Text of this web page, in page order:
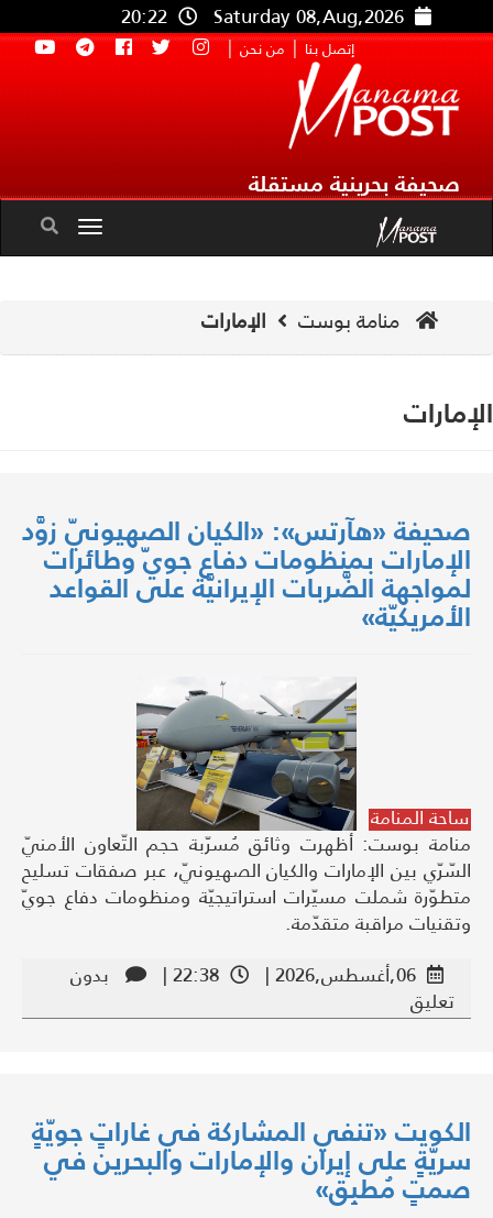
Saturday 08,Aug,2026
20:22
إتصل بنا | من نحن |
صحيفة بحرينية مستقلة
Toggle
navigation
منامة بوست الإمارات
صحيفة «هآرتس»: «الكيان الصهيونيّ زوَّد
الإمارات بمنظومات دفاع جويّ وطائرات
لمواجهة الضَّربات الإيرانيَّة على القواعد
الأمريكيّة»
ساحة المنامة
منامة بوست: أظهرت وثائق مُسرّبة حجم التّعاون الأمنيّ
السّرّي بين الإمارات والكيان الصهيونيّ، عبر صفقات تسليح
متطوّرة شملت مسيّرات استراتيجيّة ومنظومات دفاع جويّ
وتقنيات مراقبة متقدّمة.
06,أغسطس,2026 |
22:38 |
بدون
تعليق
الكويت «تنفي المشاركة في غاراتٍ جويّةٍ
سريّةٍ على إيران والإمارات والبحرين في
صمتٍ مُطبِق»